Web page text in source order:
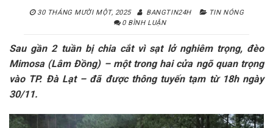
30 THÁNG MƯỜI MỘT, 2025 BANGTIN24H
TIN NÓNG
0 BÌNH LUẬN
Sau gần 2 tuần bị chia cắt vì sạt lở nghiêm trọng, đèo
Mimosa (Lâm Đồng) – một trong hai cửa ngõ quan trọng
vào TP. Đà Lạt – đã được thông tuyến tạm từ 18h ngày
30/11.